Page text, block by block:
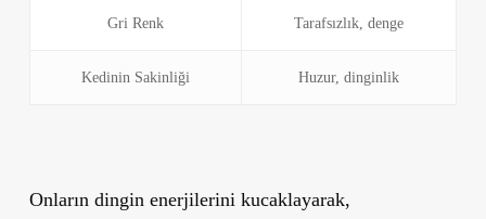
Gri Renk Tarafsızlık, denge
Kedinin Sakinliği Huzur, dinginlik
Onların dingin enerjilerini kucaklayarak,